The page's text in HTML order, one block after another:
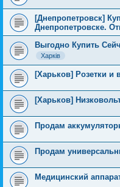
[Днепропетровск]
Днепропетровске.
Выгодно Купить
Харків
[Харьков] Розетки и
[Харьков]
Продам
Продам
Медицинский